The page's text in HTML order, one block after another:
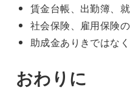
賃金台帳、出勤簿、
社会保険、雇用保険
助成金ありきではな
おわりに